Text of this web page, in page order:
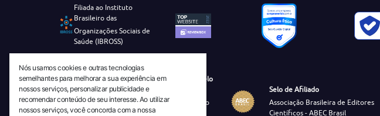
Filiada ao Instituto
Brasileiro das
Organizações Sociais de
Saúde (IBROSS)
Revista Tecnico-Cientifica CEJAM Selo
Diamante de Ciência Aberta
Diretório Migulim Instituto Brasileiro
de Informação em Ciência e
Selo de Afiliado
Associação Brasileira de Editores
Científicos - ABEC Brasil
Nós usamos cookies e outras tecnologias
semelhantes para melhorar a sua experiência em
nossos serviços, personalizar publicidade e
recomendar conteúdo de seu interesse. Ao utilizar
nossos serviços, você concorda com a nossa